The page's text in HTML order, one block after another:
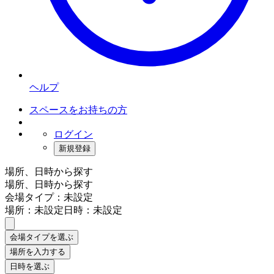
ヘルプ
スペースをお持ちの方
ログイン
新規登録
場所、日時から探す
場所、日時から探す
会場タイプ：未設定
場所：未設定日時：未設定
会場タイプを選ぶ
場所を入力する
日時を選ぶ